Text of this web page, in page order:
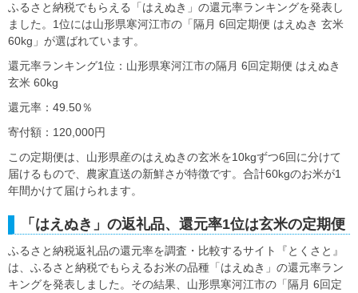
ふるさと納税でもらえる「はえぬき」の還元率ランキングを発表し
ました。1位には山形県寒河江市の「隔月 6回定期便 はえぬき 玄米
60kg」が選ばれています。
還元率ランキング1位：山形県寒河江市の隔月 6回定期便 はえぬき
玄米 60kg
還元率：49.50％
寄付額：120,000円
この定期便は、山形県産のはえぬきの玄米を10kgずつ6回に分けて
届けるもので、農家直送の新鮮さが特徴です。合計60kgのお米が1
年間かけて届けられます。
「はえぬき」の返礼品、還元率1位は玄米の定期便
ふるさと納税返礼品の還元率を調査・比較するサイト『とくさと』
は、ふるさと納税でもらえるお米の品種「はえぬき」の還元率ラン
キングを発表しました。その結果、山形県寒河江市の「隔月 6回定